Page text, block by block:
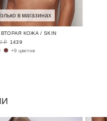
в магазинах
КОЖА / SKIN
₽ 1439
+9 цветов